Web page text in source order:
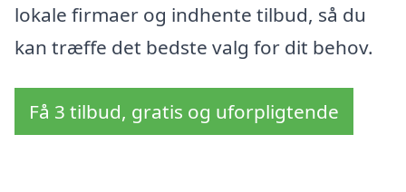
lokale firmaer og indhente tilbud, så du
kan træffe det bedste valg for dit behov.
Få 3 tilbud, gratis og uforpligtende